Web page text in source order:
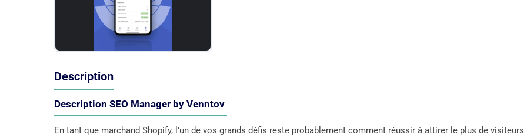
Description
Description SEO Manager by Venntov
En tant que marchand Shopify, l’un de vos grands défis reste probablement comment réussir à attirer le plus de visiteurs